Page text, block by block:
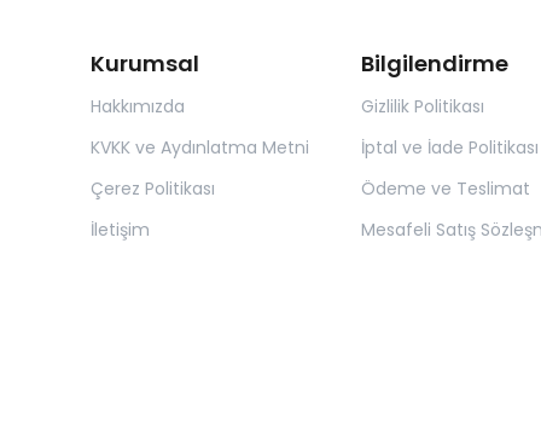
Kurumsal
Hakkımızda
KVKK ve Aydınlatma Metni
Çerez Politikası
İletişim
Bilgilendirme
Gizlilik Politikası
İptal ve İade Politikası
Ödeme ve Teslimat
Mesafeli Satış